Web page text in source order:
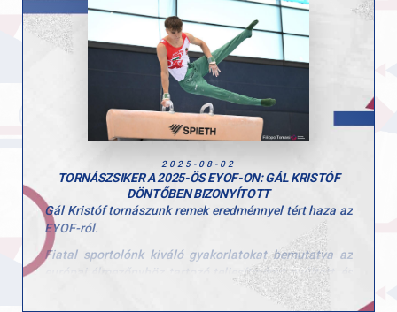
kipróbálhassanak, és ebben a turnusban is 10
különböző sportággal találkozhattak!
Köszönjük minden edzőnek, segítőnek és szülőnek,
hogy hozzájárultak a hét sikeréhez és természetesen a
gyerekeknek is, hogy ilyen lelkes résztvevői voltak a
2025-08-02
TORNÁSZSIKER A 2025-ÖS EYOF-ON: GÁL KRISTÓF
DÖNTŐBEN BIZONYÍTOTT
Gál Kristóf tornászunk remek eredménnyel tért haza az
EYOF-ról.
Fiatal sportolónk kiváló gyakorlatokat bemutatva az
európai élmezőnyhöz tartozó teljesítményt nyújtott, és
méltón képviselte hazánkat és a clubunkat ezen a
rangos utánpótlás-eseményen.